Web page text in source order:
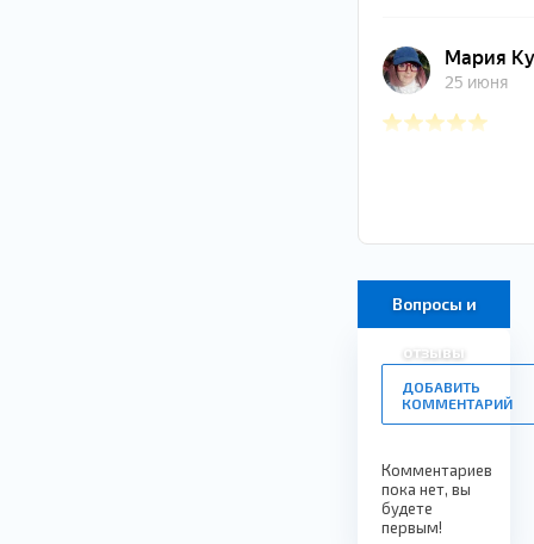
Вопросы и
отзывы
ДОБАВИТЬ
КОММЕНТАРИЙ
Комментариев
пока нет, вы
будете
первым!